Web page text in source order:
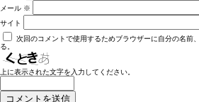
メール ※
サイト
次回のコメントで使用するためブラウザーに自分の名前
る。
上に表示された文字を入力してください。